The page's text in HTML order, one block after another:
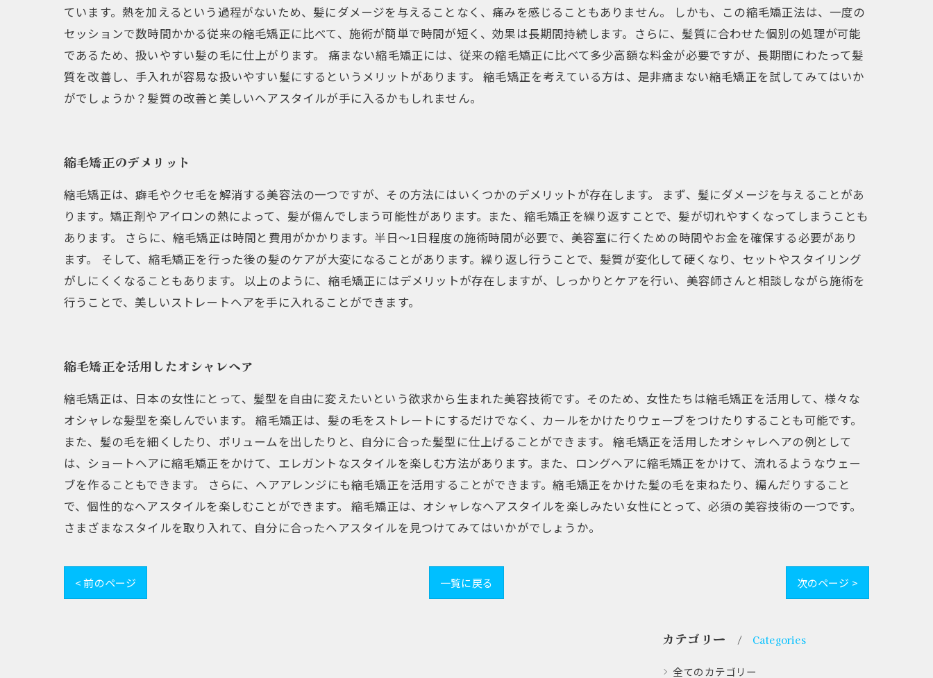
ています。熱を加えるという過程がないため、髪にダメージを与えることなく、痛みを感じることもありません。 しかも、この縮毛矯正法は、一度の
セッションで数時間かかる従来の縮毛矯正に比べて、施術が簡単で時間が短く、効果は長期間持続します。さらに、髪質に合わせた個別の処理が可能
であるため、扱いやすい髪の毛に仕上がります。 痛まない縮毛矯正には、従来の縮毛矯正に比べて多少高額な料金が必要ですが、長期間にわたって髪
質を改善し、手入れが容易な扱いやすい髪にするというメリットがあります。 縮毛矯正を考えている方は、是非痛まない縮毛矯正を試してみてはいか
がでしょうか？髪質の改善と美しいヘアスタイルが手に入るかもしれません。
縮毛矯正のデメリット
縮毛矯正は、癖毛やクセ毛を解消する美容法の一つですが、その方法にはいくつかのデメリットが存在します。 まず、髪にダメージを与えることがあ
ります。矯正剤やアイロンの熱によって、髪が傷んでしまう可能性があります。また、縮毛矯正を繰り返すことで、髪が切れやすくなってしまうことも
あります。 さらに、縮毛矯正は時間と費用がかかります。半日〜1日程度の施術時間が必要で、美容室に行くための時間やお金を確保する必要があり
ます。 そして、縮毛矯正を行った後の髪のケアが大変になることがあります。繰り返し行うことで、髪質が変化して硬くなり、セットやスタイリング
がしにくくなることもあります。 以上のように、縮毛矯正にはデメリットが存在しますが、しっかりとケアを行い、美容師さんと相談しながら施術を
行うことで、美しいストレートヘアを手に入れることができます。
縮毛矯正を活用したオシャレヘア
縮毛矯正は、日本の女性にとって、髪型を自由に変えたいという欲求から生まれた美容技術です。そのため、女性たちは縮毛矯正を活用して、様々な
オシャレな髪型を楽しんでいます。 縮毛矯正は、髪の毛をストレートにするだけでなく、カールをかけたりウェーブをつけたりすることも可能です。
また、髪の毛を細くしたり、ボリュームを出したりと、自分に合った髪型に仕上げることができます。 縮毛矯正を活用したオシャレヘアの例として
は、ショートヘアに縮毛矯正をかけて、エレガントなスタイルを楽しむ方法があります。また、ロングヘアに縮毛矯正をかけて、流れるようなウェー
ブを作ることもできます。 さらに、ヘアアレンジにも縮毛矯正を活用することができます。縮毛矯正をかけた髪の毛を束ねたり、編んだりすること
で、個性的なヘアスタイルを楽しむことができます。 縮毛矯正は、オシャレなヘアスタイルを楽しみたい女性にとって、必須の美容技術の一つです。
さまざまなスタイルを取り入れて、自分に合ったヘアスタイルを見つけてみてはいかがでしょうか。
< 前のページ 一覧に戻る 次のページ >
カテゴリー Categories
全てのカテゴリー